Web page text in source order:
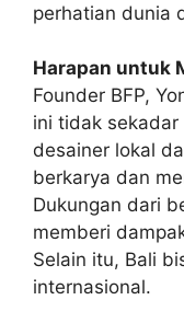
perhatian dunia
Harapan untuk
Founder BFP,
ini tidak sekadar
desainer lokal
berkarya dan
Dukungan dari
memberi
Selain itu, Bali
internasional.